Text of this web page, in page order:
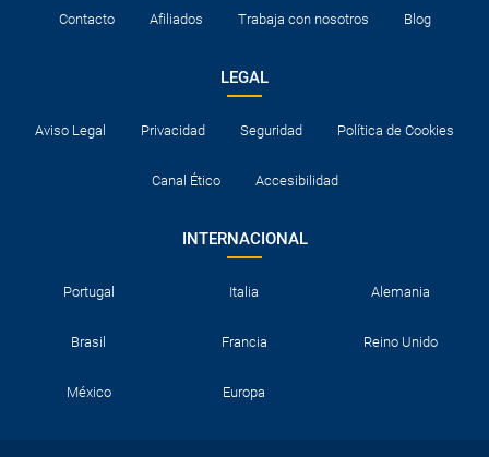
Contacto Afiliados Trabaja con nosotros Blog
LEGAL
Aviso Legal Privacidad Seguridad Política de Cookies
Canal Ético Accesibilidad
INTERNACIONAL
Portugal Italia Alemania
Brasil Francia Reino Unido
México Europa